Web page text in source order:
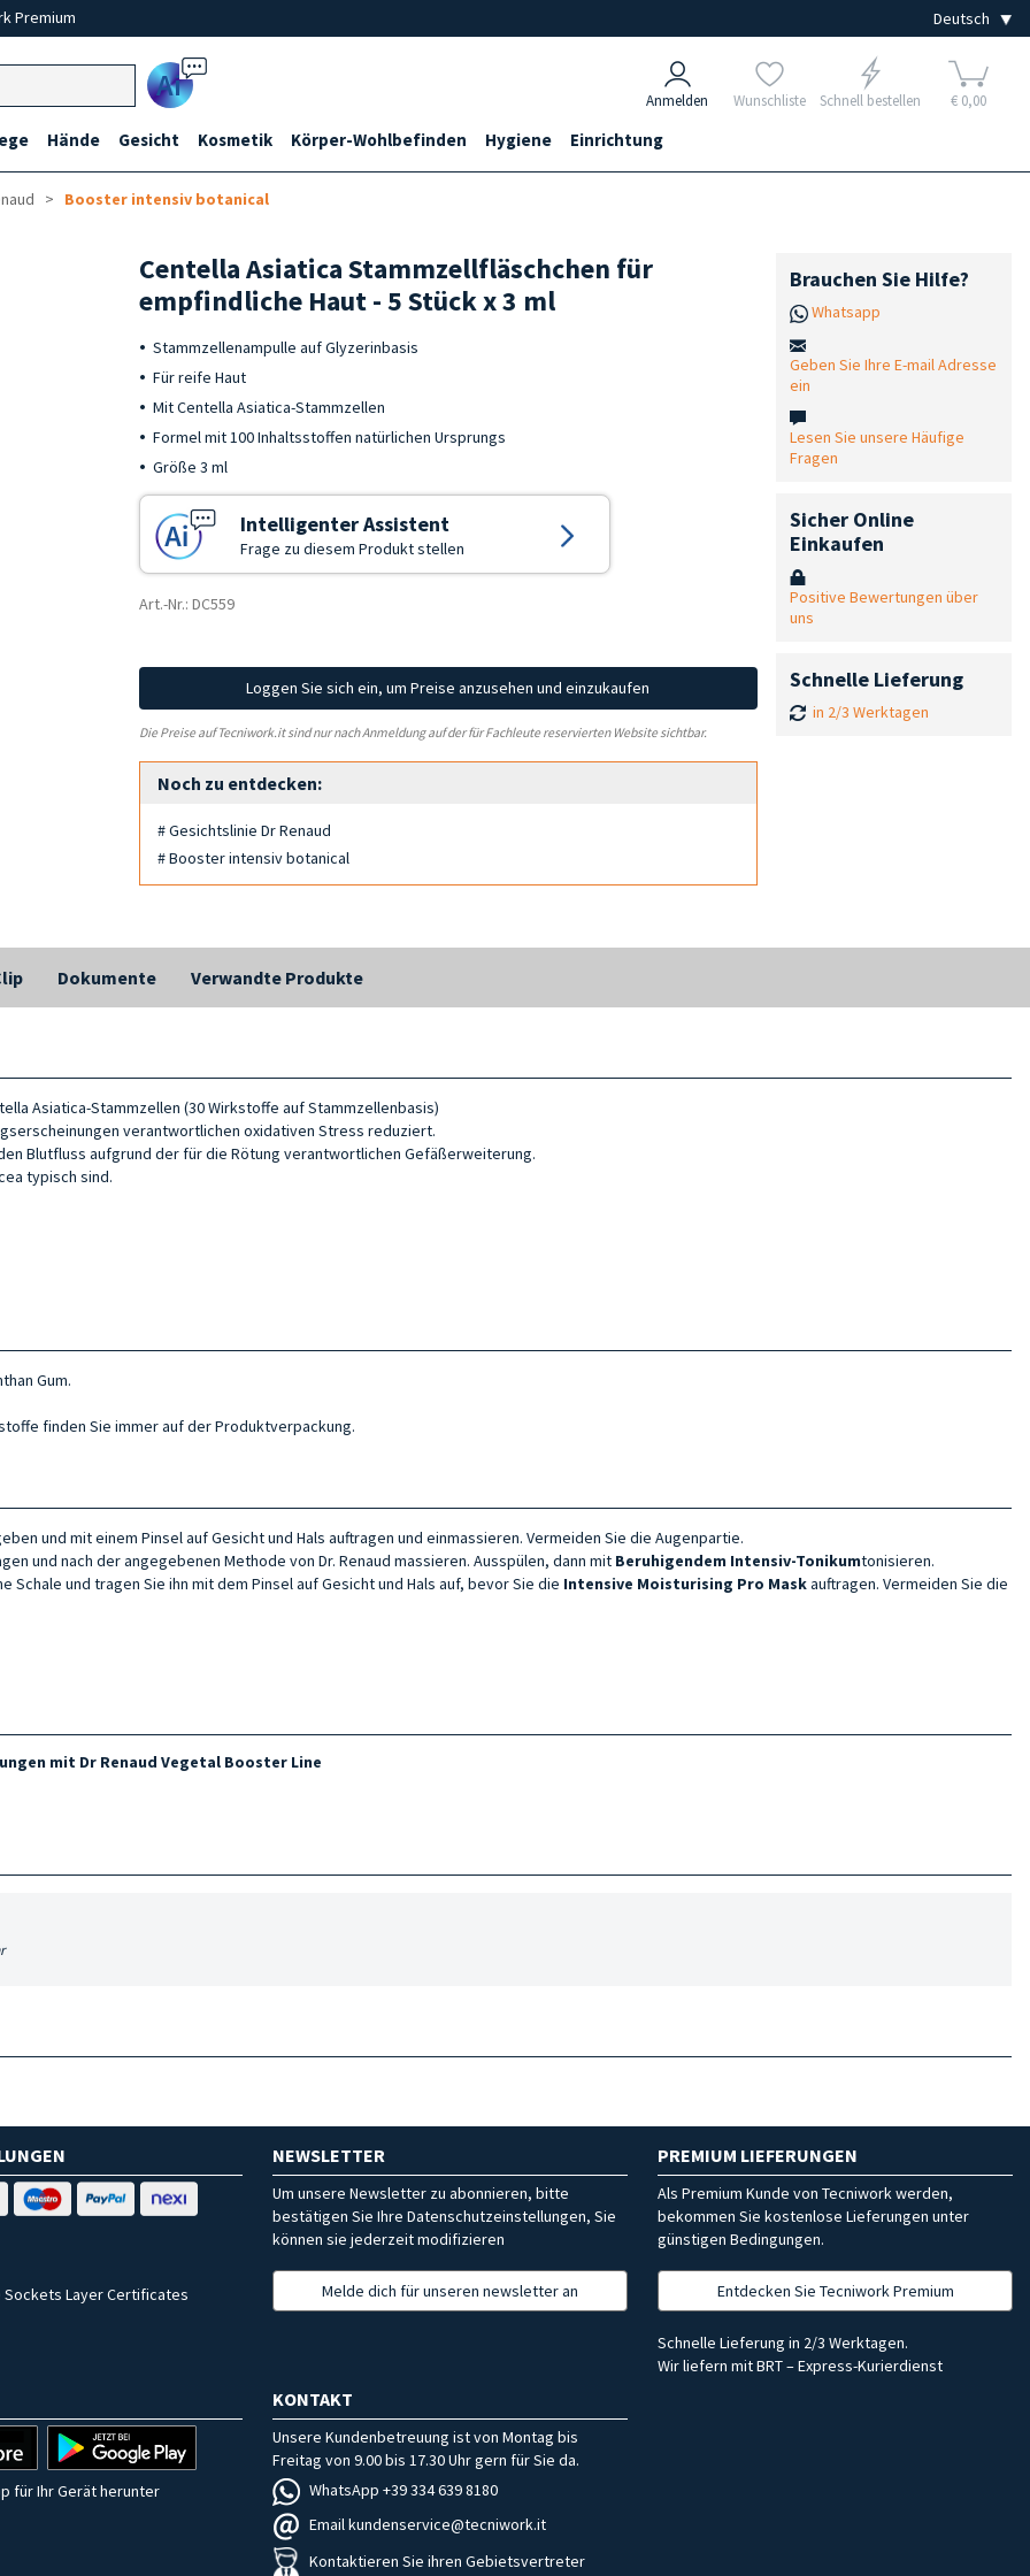
Premium
Ai Anmelden Wunschliste Schnell bestellen € 0,00
Hände Gesicht Kosmetik Körper-Wohlbefinden Hygiene Einrichtung
Booster intensiv botanical
Centella Asiatica Stammzellfläschchen für
empfindliche Haut - 5 Stück x 3 ml
Stammzellenampulle auf Glyzerinbasis
Für reife Haut
Mit Centella Asiatica-Stammzellen
Formel mit 100 Inhaltsstoffen natürlichen Ursprungs
Größe 3 ml
Intelligenter Assistent
Frage zu diesem Produkt stellen
Art.-Nr.: DC559
Loggen Sie sich ein, um Preise anzusehen und einzukaufen
Die Preise auf Tecniwork.it sind nur nach Anmeldung auf der für Fachleute reservierten Website sichtbar.
Noch zu entdecken:
# Gesichtslinie Dr Renaud
# Booster intensiv botanical
Brauchen Sie Hilfe?
Whatsapp
Geben Sie Ihre E-mail Adresse
ein
Lesen Sie unsere Häufige
Fragen
Sicher Online
Einkaufen
Positive Bewertungen über
uns
Schnelle Lieferung
in 2/3 Werktagen
Dokumente Verwandte Produkte
Asiatica-Stammzellen (30 Wirkstoffe auf Stammzellenbasis)
verantwortlichen oxidativen Stress reduziert.
Blutfluss aufgrund der für die Rötung verantwortlichen Gefäßerweiterung.
typisch sind.
Gum.
finden Sie immer auf der Produktverpackung.
und mit einem Pinsel auf Gesicht und Hals auftragen und einmassieren. Vermeiden Sie die Augenpartie.
und nach der angegebenen Methode von Dr. Renaud massieren. Ausspülen, dann mit Beruhigendem Intensiv-Tonikumtonisieren.
und tragen Sie ihn mit dem Pinsel auf Gesicht und Hals auf, bevor Sie die Intensive Moisturising Pro Maskauftragen. Vermeiden Sie die
mit Dr Renaud Vegetal Booster Line
Sockets Layer Certificates
NEWSLETTER
Um unsere Newsletter zu abonnieren, bitte
bestätigen Sie Ihre Datenschutzeinstellungen, Sie
können sie jederzeit modifizieren
Melde dich für unseren newsletter an
PREMIUM LIEFERUNGEN
Als Premium Kunde von Tecniwork werden,
bekommen Sie kostenlose Lieferungen unter
günstigen Bedingungen.
Entdecken Sie Tecniwork Premium
Schnelle Lieferung in 2/3 Werktagen.
Wir liefern mit BRT – Express-Kurierdienst
für Ihr Gerät herunter
KONTAKT
Unsere Kundenbetreuung ist von Montag bis
Freitag von 9.00 bis 17.30 Uhr gern für Sie da.
WhatsApp +39 334 639 8180
Email kundenservice@tecniwork.it
Kontaktieren Sie ihren Gebietsvertreter